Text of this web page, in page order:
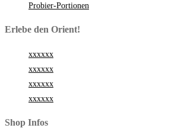
Probier-Portionen
Erlebe den Orient!
xxxxxx
xxxxxx
xxxxxx
xxxxxx
Shop Infos